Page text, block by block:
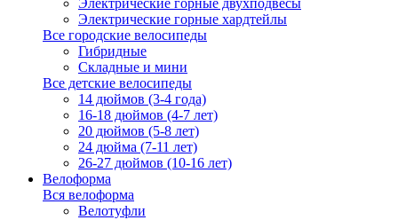
Электрические горные двухподвесы
Электрические горные хардтейлы
Все городские велосипеды
Гибридные
Складные и мини
Все детские велосипеды
14 дюймов (3-4 года)
16-18 дюймов (4-7 лет)
20 дюймов (5-8 лет)
24 дюйма (7-11 лет)
26-27 дюймов (10-16 лет)
Велоформа
Вся велоформа
Велотуфли